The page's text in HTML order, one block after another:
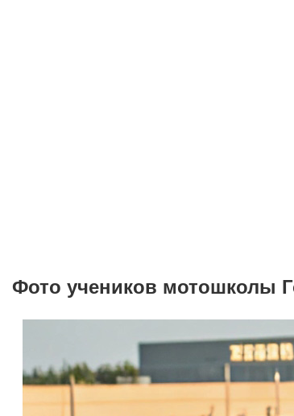
Фото учеников мотошколы